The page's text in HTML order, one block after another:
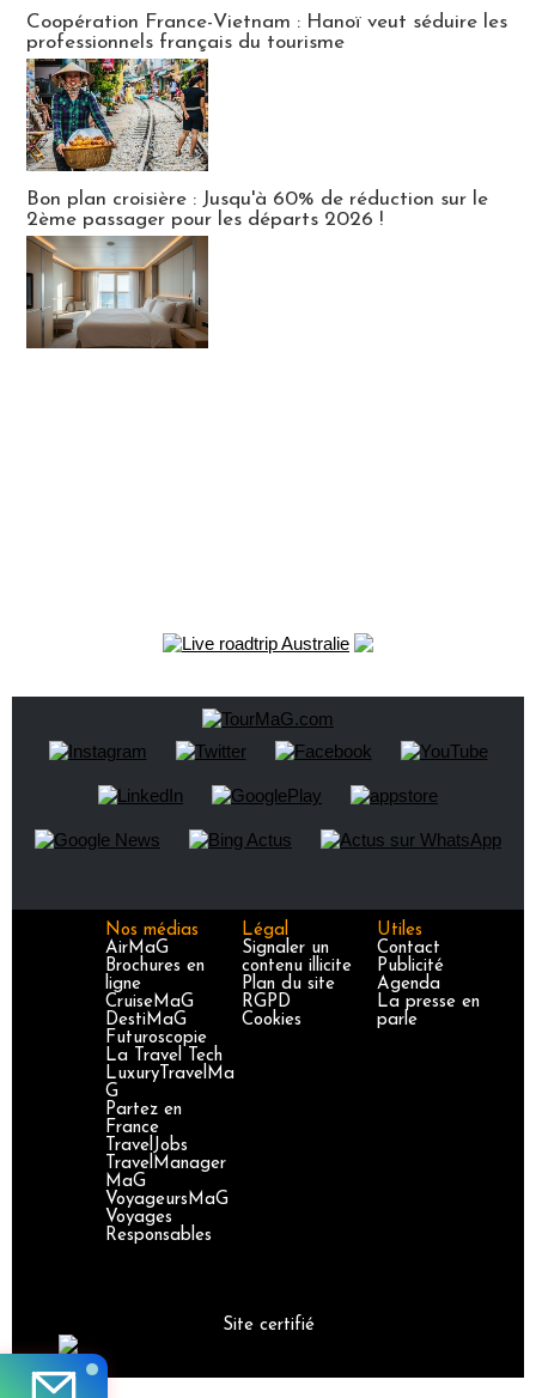
Coopération France-Vietnam : Hanoï veut séduire les
professionnels français du tourisme
Bon plan croisière : Jusqu'à 60% de réduction sur le
2ème passager pour les départs 2026 !
Nos médias
AirMaG
Brochures en
ligne
CruiseMaG
DestiMaG
Futuroscopie
La Travel Tech
LuxuryTravelMa
G
Partez en
France
TravelJobs
TravelManager
MaG
VoyageursMaG
Voyages
Responsables
Légal
Signaler un
contenu illicite
Plan du site
RGPD
Cookies
Utiles
Contact
Publicité
Agenda
La presse en
parle
Site certifié